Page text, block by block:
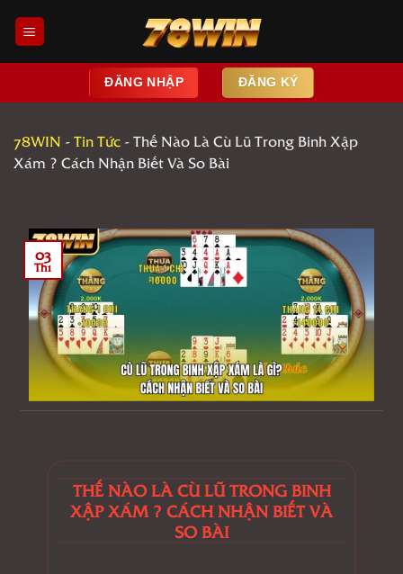
qua
ĐĂNG NHẬP ĐĂNG KÝ
78WIN -Tin Tức -Thế Nào Là Cù Lũ Trong Binh Xập
Xám ? Cách Nhận Biết Và So Bài
03
Th1
THẾ NÀO LÀ CÙ LŨ TRONG BINH
XẬP XÁM ? CÁCH NHẬN BIẾT VÀ
SO BÀI